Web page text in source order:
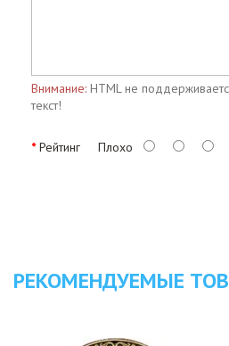
Внимание: HTML не
текст!
Рейтинг Плохо
РЕКОМЕНДУЕМЫЕ